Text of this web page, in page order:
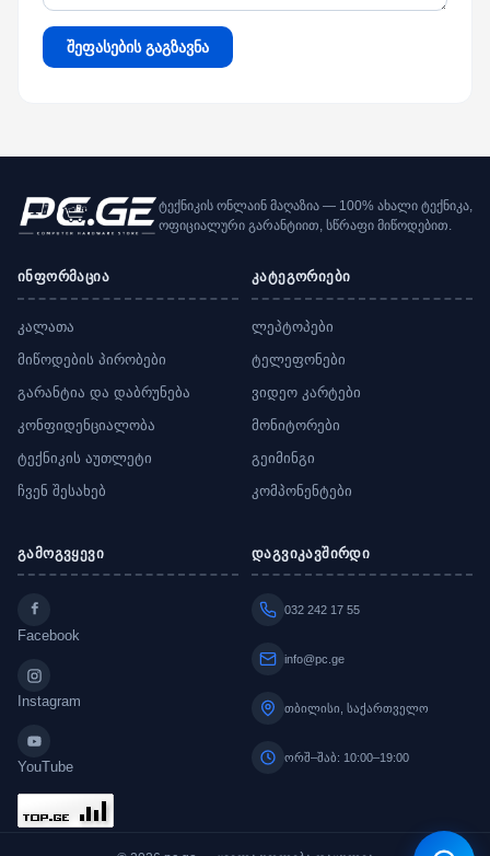
შეფასების გაგზავნა
ტექნიკის ონლაინ მაღაზია — 100% ახალი ტექნიკა,
ოფიციალური გარანტიით, სწრაფი მიწოდებით.
ინფორმაცია
კალათა
მიწოდების პირობები
გარანტია და დაბრუნება
კონფიდენციალობა
ტექნიკის აუთლეტი
ჩვენ შესახებ
კატეგორიები
ლეპტოპები
ტელეფონები
ვიდეო კარტები
მონიტორები
გეიმინგი
კომპონენტები
გამოგვყევი
Facebook
Instagram
YouTube
დაგვიკავშირდი
032 242 17 55
info@pc.ge
თბილისი, საქართველო
ორშ–შაბ: 10:00–19:00